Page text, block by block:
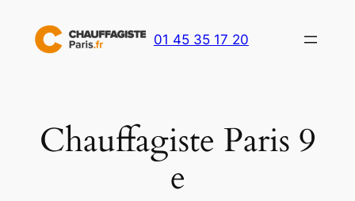
contenu
01 45 35 17 20
Chauffagiste Paris 9
e